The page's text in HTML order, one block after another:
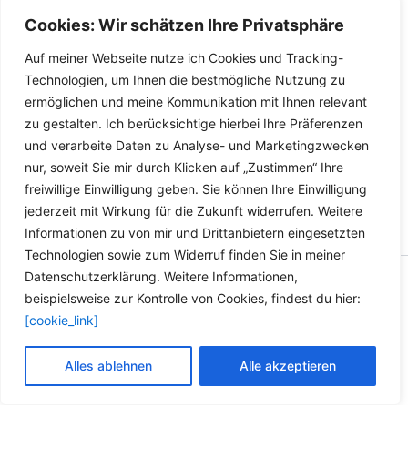
Cookies: Wir schätzen Ihre Privatsphäre
Auf meiner Webseite nutze ich Cookies und Tracking-
Technologien, um Ihnen die bestmögliche Nutzung zu
ermöglichen und meine Kommunikation mit Ihnen relevant
zu gestalten. Ich berücksichtige hierbei Ihre Präferenzen
und verarbeite Daten zu Analyse- und Marketingzwecken
nur, soweit Sie mir durch Klicken auf „Zustimmen“ Ihre
freiwillige Einwilligung geben. Sie können Ihre Einwilligung
jederzeit mit Wirkung für die Zukunft widerrufen. Weitere
Informationen zu von mir und Drittanbietern eingesetzten
Technologien sowie zum Widerruf finden Sie in meiner
Datenschutzerklärung. Weitere Informationen,
beispielsweise zur Kontrolle von Cookies, findest du hier:
[cookie_link]
Alles ablehnen Alle akzeptieren
auf.
Optionen
können
auf
der
Produktseite
gewählt
werden
Deutschland
Lieferzeit Deutschland:2-3
Werktage
Copyright © 2026 Versandhandel für Fahrzeugteile, Ersatzteile
für: SMART BMW VW - Zubehör für Werkstätten.
Vertrag widerrufen